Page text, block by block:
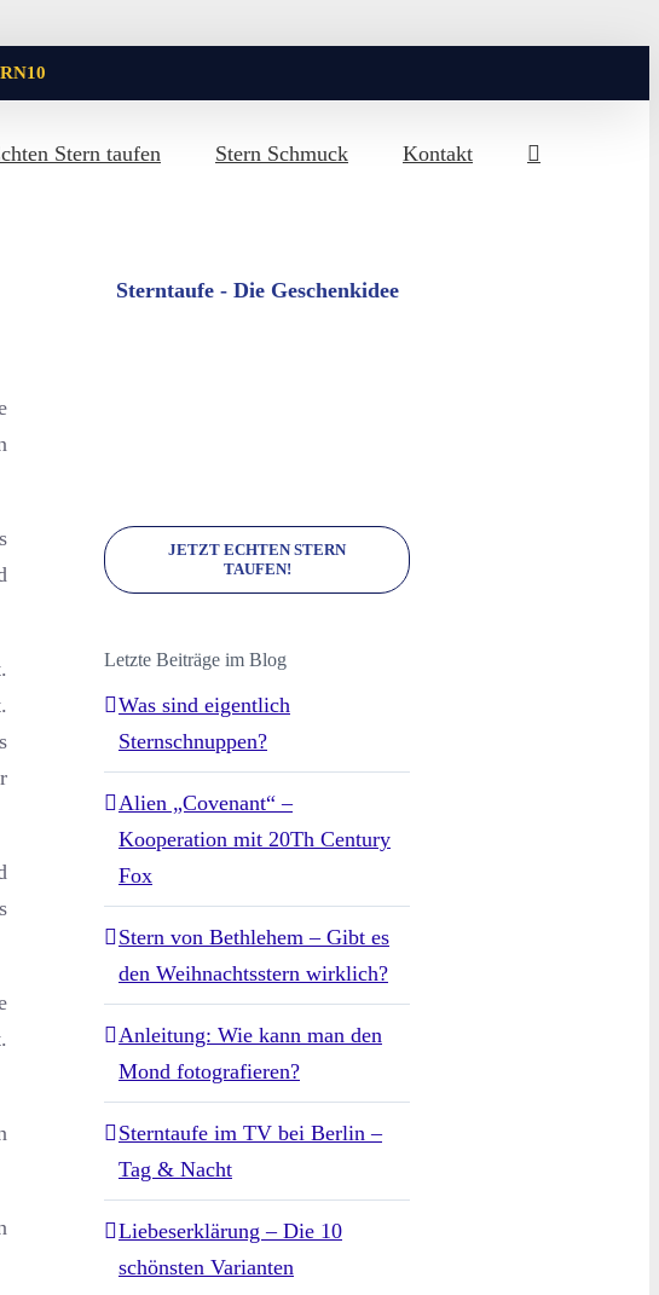
Stern taufen Stern Schmuck Kontakt
Sterntaufe - Die Geschenkidee
JETZT ECHTEN STERN
TAUFEN!
Letzte Beiträge im Blog
Was sind eigentlich
Sternschnuppen?
Alien „Covenant“ –
Kooperation mit 20Th Century
Fox
Stern von Bethlehem – Gibt es
den Weihnachtsstern wirklich?
Anleitung: Wie kann man den
Mond fotografieren?
Sterntaufe im TV bei Berlin –
Tag & Nacht
Liebeserklärung – Die 10
schönsten Varianten